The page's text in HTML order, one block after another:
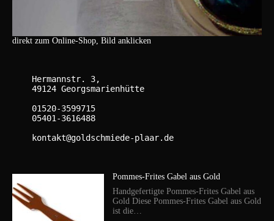
direkt zum Online-Shop, Bild anklicken
Pommes-Frites Gabel aus Gold
Handgefertigte Pommes-Frites Gabel aus
Gold Diese Pommes-Frites Gabel aus Gold
ist die…